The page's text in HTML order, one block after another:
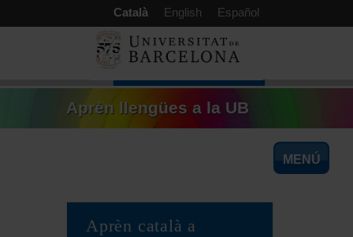
Català English Español
Aprèn llengües a la UB
MENÚ
Aprèn català a